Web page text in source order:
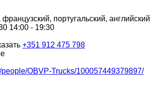
французский, португальский, английский
14:00 - 19:30
+351 912 475 798
OBVP-Trucks/100057449379897/